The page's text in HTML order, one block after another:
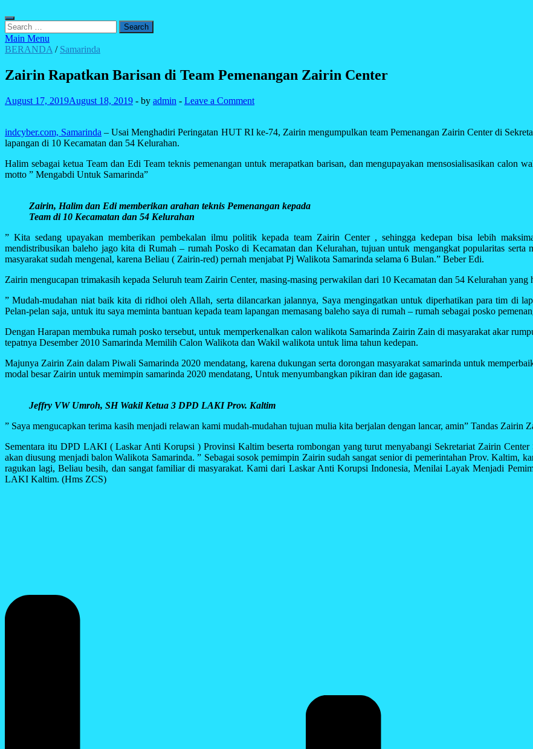
Search
for:
Main Menu
BERANDA / Samarinda
Zairin Rapatkan Barisan di Team Pemenangan Zairin Center
August 17, 2019August 18, 2019 - by admin - Leave a Comment
indcyber.com, Samarinda – Usai Menghadiri Peringatan HUT RI ke-74, Zairin mengumpulkan team Pemenangan Zairin Center di
lapangan di 10 Kecamatan dan 54 Kelurahan.
Halim sebagai ketua Team dan Edi Team teknis pemenangan untuk merapatkan barisan, dan mengupayakan mensosialisasikan calon
motto ” Mengabdi Untuk Samarinda”
Zairin, Halim dan Edi memberikan arahan teknis Pemenangan kepada
Team di 10 Kecamatan dan 54 Kelurahan
” Kita sedang upayakan memberikan pembekalan ilmu politik kepada team Zairin Center , sehingga kedepan bisa lebih
mendistribusikan baleho jago kita di Rumah – rumah Posko di Kecamatan dan Kelurahan, tujuan untuk mengangkat popularitas
masyarakat sudah mengenal, karena Beliau ( Zairin-red) pernah menjabat Pj Walikota Samarinda selama 6 Bulan.” Beber Edi.
Zairin mengucapan trimakasih kepada Seluruh team Zairin Center, masing-masing perwakilan dari 10 Kecamatan dan 54 Kelurahan yang
” Mudah-mudahan niat baik kita di ridhoi oleh Allah, serta dilancarkan jalannya, Saya mengingatkan untuk diperhatikan para tim di
Pelan-pelan saja, untuk itu saya meminta bantuan kepada team lapangan memasang baleho saya di rumah – rumah sebagai posko
Dengan Harapan membuka rumah posko tersebut, untuk memperkenalkan calon walikota Samarinda Zairin Zain di masyarakat akar
tepatnya Desember 2010 Samarinda Memilih Calon Walikota dan Wakil walikota untuk lima tahun kedepan.
Majunya Zairin Zain dalam Piwali Samarinda 2020 mendatang, karena dukungan serta dorongan masyarakat samarinda untuk
modal besar Zairin untuk memimpin samarinda 2020 mendatang, Untuk menyumbangkan pikiran dan ide gagasan.
Jeffry VW Umroh, SH Wakil Ketua 3 DPD LAKI Prov. Kaltim
” Saya mengucapkan terima kasih menjadi relawan kami mudah-mudahan tujuan mulia kita berjalan dengan lancar, amin” Tandas Zairin
Sementara itu DPD LAKI ( Laskar Anti Korupsi ) Provinsi Kaltim beserta rombongan yang turut menyabangi Sekretariat Zairin
akan diusung menjadi balon Walikota Samarinda. ” Sebagai sosok pemimpin Zairin sudah sangat senior di pemerintahan Prov. Kaltim,
ragukan lagi, Beliau besih, dan sangat familiar di masyarakat. Kami dari Laskar Anti Korupsi Indonesia, Menilai Layak Menjadi
LAKI Kaltim. (Hms ZCS)